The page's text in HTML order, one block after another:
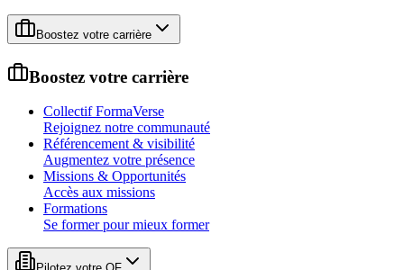
Boostez votre carrière
Boostez votre carrière
Collectif FormaVerse
Rejoignez notre communauté
Référencement & visibilité
Augmentez votre présence
Missions & Opportunités
Accès aux missions
Formations
Se former pour mieux former